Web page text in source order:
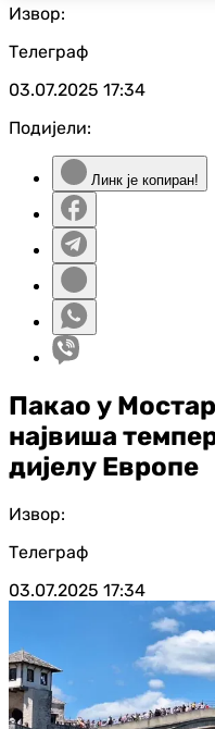
Извор:
Телеграф
03.07.2025 17:34
Подијели:
Линк је копиран!
Пакао у
највиша
дијелу Европе
Извор:
Телеграф
03.07.2025 17:34